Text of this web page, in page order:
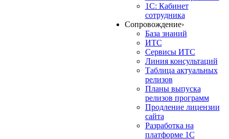
1С: Кабинет
сотрудника
Сопровождение›
База знаний
ИТС
Сервисы ИТС
Линия консультаций
Таблица актуальных
релизов
Планы выпуска
релизов программ
Продление лицензии
сайта
Разработка на
платформе 1С